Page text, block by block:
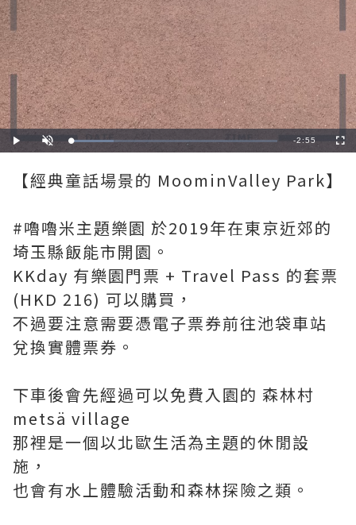
Play Unmute Loaded:
20.57%
Remaining
-2:55
【經典童話場景的 MoominValley Park】
#嚕嚕米主題樂園 於2019年在東京近郊的
埼玉縣飯能市開園。
KKday 有樂園門票 + Travel Pass 的套票
(HKD 216) 可以購買，
不過要注意需要憑電子票券前往池袋車站
兌換實體票券。
下車後會先經過可以免費入園的 森林村
metsä village
那裡是一個以北歐生活為主題的休閒設
施，
也會有水上體驗活動和森林探險之類。